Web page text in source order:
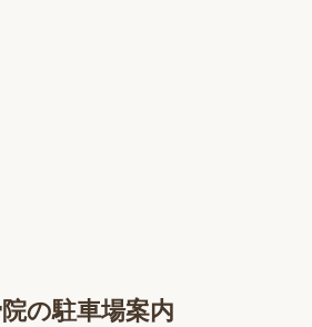
の駐車場案内